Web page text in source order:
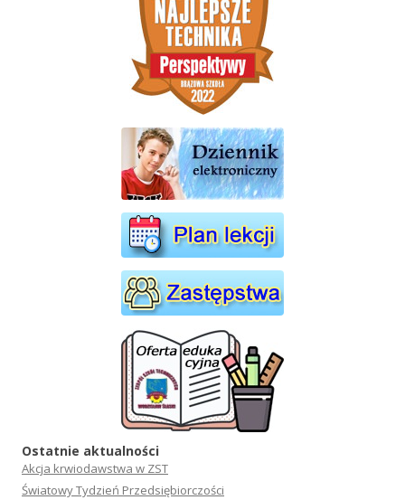
Ostatnie aktualności
Akcja krwiodawstwa w ZST
Światowy Tydzień Przedsiębiorczości